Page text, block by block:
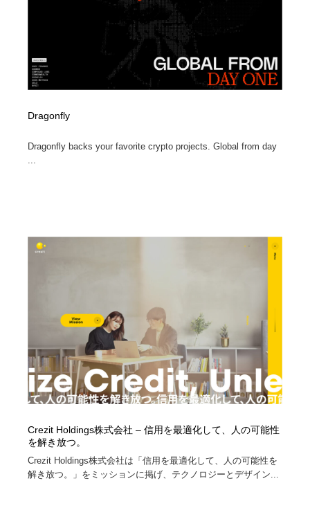
Dragonfly
Dragonfly backs your favorite crypto projects. Global from day
Crezit Holdings株式会社 – 信用を最適化して、人の可能性
を解き放つ。
Crezit Holdings株式会社は「信用を最適化して、人の可能性を
解き放つ。」をミッションに掲げ、テクノロジーとデザイン...